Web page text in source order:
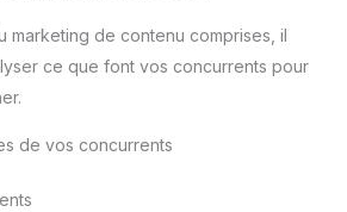
marketing de contenu comprises, il
ce que font vos concurrents pour
de vos concurrents